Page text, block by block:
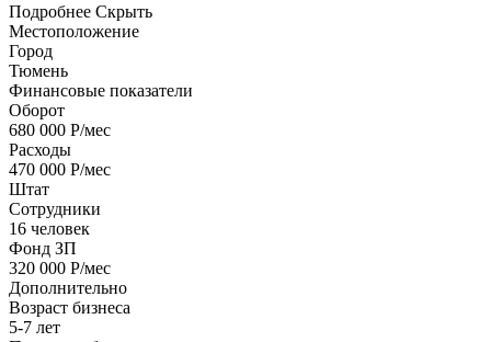
Подробнее Скрыть
Местоположение
Город
Тюмень
Финансовые показатели
Оборот
680 000 Р/мес
Расходы
470 000 Р/мес
Штат
Сотрудники
16 человек
Фонд ЗП
320 000 Р/мес
Дополнительно
Возраст бизнеса
5-7 лет